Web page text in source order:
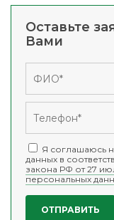
Оставьте
Вами
Я соглашаюсь
данных в
закона РФ от 27
персональных